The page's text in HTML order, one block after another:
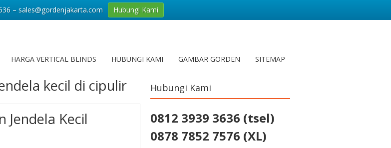
HARGA VERTICAL BLINDS HUBUNGI KAMI GAMBAR GORDEN SITEMAP
kecil di cipulir
Jendela Kecil
Hubungi Kami
0812 3939 3636 (tsel)
0878 7852 7576 (XL)
– sales@gordenjakarta.com Hubungi Kami